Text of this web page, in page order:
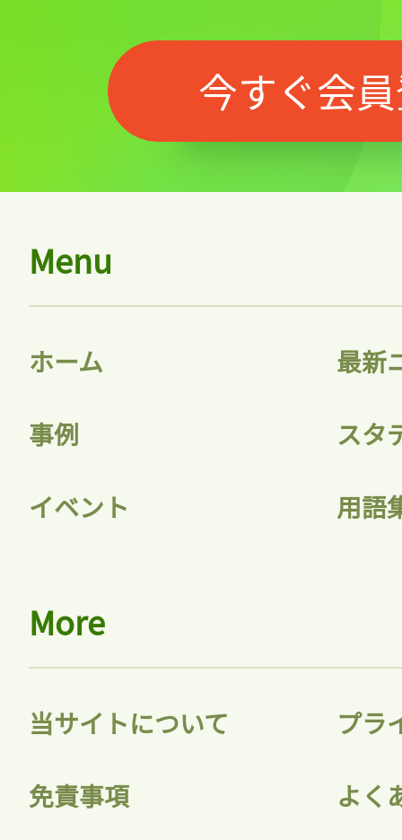
今すぐ会
Menu
ホーム 最新
事例 スタ
イベント 用語
More
当サイトについて プラ
免責事項 よく